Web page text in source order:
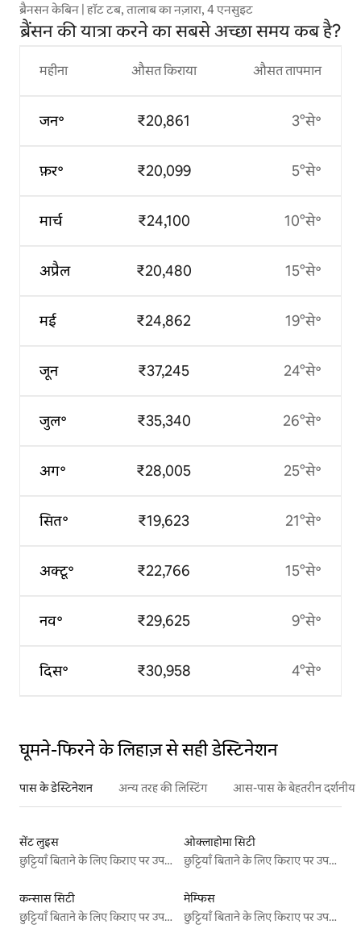
ब्रैनसन केबिन | हॉट टब, तालाब का नज़ारा, 4 एनसुइट
ब्रैंसन की यात्रा करने का सबसे अच्छा समय कब है?
महीना
जन॰
फ़र॰
मार्च
अप्रैल
मई
जून
जुल॰
अग॰
सित॰
अक्टू॰
नव॰
दिस॰
औसत किराया
₹20,861
₹20,099
₹24,100
₹20,480
₹24,862
₹37,245
₹35,340
₹28,005
₹19,623
₹22,766
₹29,625
₹30,958
औसत तापमान
3°से॰
5°से॰
10°से॰
15°से॰
19°से॰
24°से॰
26°से॰
25°से॰
21°से॰
15°से॰
9°से॰
4°से॰
घूमने-फिरने के लिहाज़ से सही डेस्टिनेशन
पास के डेस्टिनेशन अन्य तरह की लिस्टिंग आस-पास के बेहतरीन दर्शनीय
सेंट लुइस
छुट्टियाँ बिताने के लिए किराए पर उपलब्ध जगहें
ओक्लाहोमा सिटी
छुट्टियाँ बिताने के लिए किराए पर उपलब्ध जगहें
कन्सास सिटी
छुट्टियाँ बिताने के लिए किराए पर उपलब्ध जगहें
मेम्फिस
छुट्टियाँ बिताने के लिए किराए पर उपलब्ध जगहें